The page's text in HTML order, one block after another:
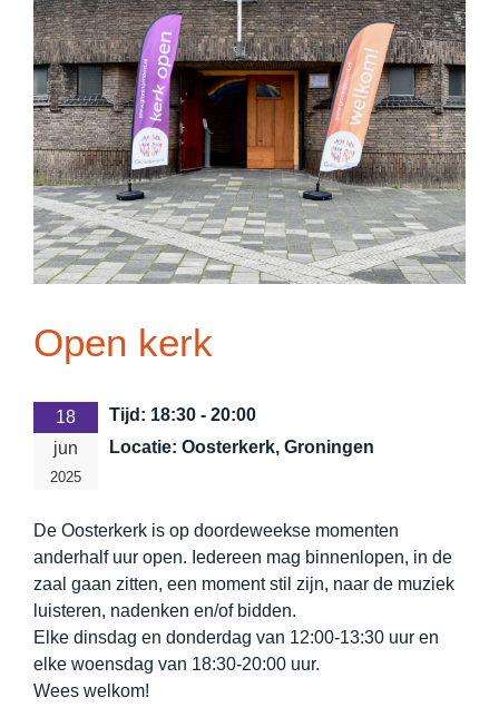
Open kerk
18
jun
2025
Tijd: 18:30 - 20:00
Locatie: Oosterkerk, Groningen
De Oosterkerk is op doordeweekse momenten
anderhalf uur open. Iedereen mag binnenlopen, in de
zaal gaan zitten, een moment stil zijn, naar de muziek
luisteren, nadenken en/of bidden.
Elke dinsdag en donderdag van 12:00-13:30 uur en
elke woensdag van 18:30-20:00 uur.
Wees welkom!